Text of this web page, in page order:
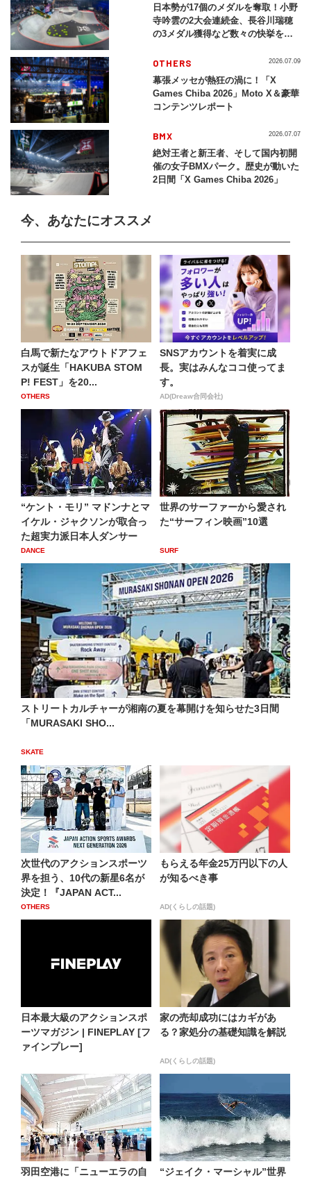
日本勢が17個のメダルを奪取！小野
寺吟雲の2大会連続金、長谷川瑞穂
の3メダル獲得など数々の快挙をプ
2026」
OTHERS
幕張メッセが熱狂の渦に！「X
Games Chiba 2026」Moto X＆豪華
コンテンツレポート
2026.07.09
BMX
絶対王者と新王者、そして国内初開
催の女子BMXパーク。歴史が動いた
2日間「X Games Chiba 2026」
2026.07.07
今、あなたにオススメ
白馬で新たなアウトドアフェ
スが誕生「HAKUBA STOM
P! FEST」を20...
OTHERS
SNSアカウントを着実に成
長。実はみんなココ使ってま
す。
AD(Dreaw合同会社)
“ケント・モリ” マドンナとマ
イケル・ジャクソンが取合っ
た超実力派日本人ダンサー
DANCE
世界のサーファーから愛され
た“サーフィン映画”10選
SURF
ストリートカルチャーが湘南の夏を幕開けを知らせた3日間
「MURASAKI SHO...
SKATE
次世代のアクションスポーツ
界を担う、10代の新星6名が
決定！『JAPAN ACT...
OTHERS
もらえる年金25万円以下の人
が知るべき事
AD(くらしの話題)
日本最大級のアクションスポ
ーツマガジン | FINEPLAY [フ
ァインプレー]
家の売却成功にはカギがあ
る？家処分の基礎知識を解説
AD(くらしの話題)
羽田空港に「ニューエラの自 “ジェイク・マーシャル”世界